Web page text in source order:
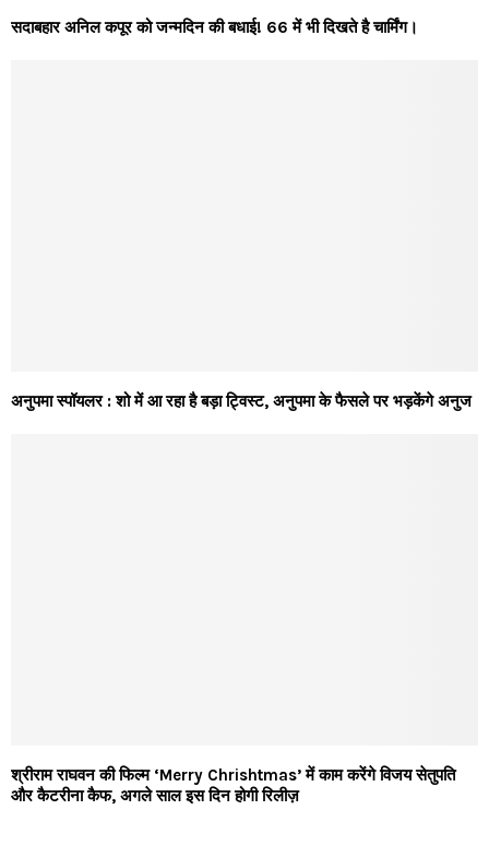
सदाबहार अनिल कपूर को जन्मदिन की बधाई! 66 में भी दिखते है चार्मिंग।
अनुपमा स्पॉयलर : शो में आ रहा है बड़ा ट्विस्ट, अनुपमा के फैसले पर भड़केंगे अनुज
श्रीराम राघवन की फिल्म ‘Merry Chrishtmas’ में काम करेंगे विजय सेतुपति
और कैटरीना कैफ, अगले साल इस दिन होगी रिलीज़